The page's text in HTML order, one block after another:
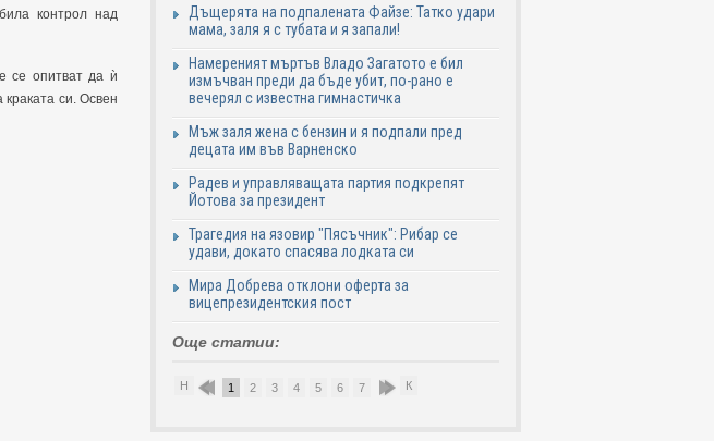
контрол над
се опитват да ѝ
си. Освен
Дъщерята на подпалената Файзе: Татко удари
мама, заля я с тубата и я запали!
Намереният мъртъв Владо Загатото е бил
измъчван преди да бъде убит, по-рано е
вечерял с известна гимнастичка
Мъж заля жена с бензин и я подпали пред
децата им във Варненско
Радев и управляващата партия подкрепят
Йотова за президент
Трагедия на язовир "Пясъчник": Рибар се
удави, докато спасява лодката си
Мира Добрева отклони оферта за
вицепрезидентския пост
Още статии:
Н 1 2 3 4 5 6 7 8 9К